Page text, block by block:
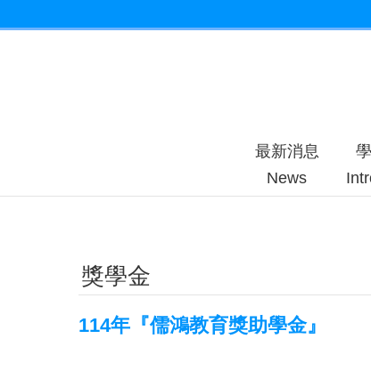
最新消息
News
獎學金
114年『儒鴻教育獎助學金』